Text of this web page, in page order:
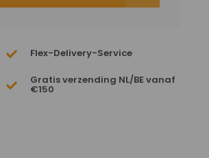
Flex-Delivery-Service
Gratis verzending NL/BE vanaf
€150